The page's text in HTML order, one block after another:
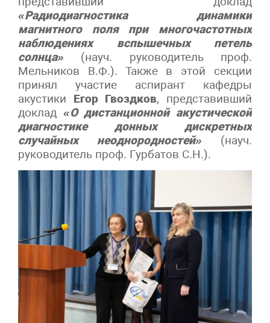
«Радиодиагностика динамики
магнитного поля при многочастотных
наблюдениях вспышечных петель
солнца» (науч. руководитель проф.
Мельников В.Ф.). Также в этой секции
принял участие аспирант кафедры
акустики Егор Гвоздков, представивший
доклад «О дистанционной акустической
диагностике донных дискретных
случайных неоднородностей» (науч.
руководитель проф. Гурбатов С.Н.).